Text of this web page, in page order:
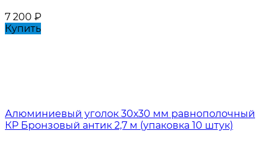
7 200 ₽
Купить
Алюминиевый уголок 30х30 мм равнополочный
КР Бронзовый антик 2,7 м (упаковка 10 штук)